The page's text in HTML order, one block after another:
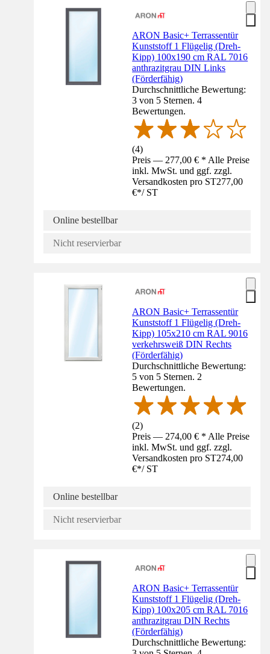
ARON Basic+ Terrassentür
Kunststoff 1 Flügelig (Dreh-
Kipp) 100x190 cm RAL 7016
anthrazitgrau DIN Links
(Förderfähig)
Durchschnittliche Bewertung:
3 von 5 Sternen. 4
Bewertungen.
(4)
Preis — 277,00 € * Alle Preise
inkl. MwSt. und ggf. zzgl.
Versandkosten pro ST277,00
€*/ ST
Online bestellbar
Nicht reservierbar
ARON Basic+ Terrassentür
Kunststoff 1 Flügelig (Dreh-
Kipp) 105x210 cm RAL 9016
verkehrsweiß DIN Rechts
(Förderfähig)
Durchschnittliche Bewertung:
5 von 5 Sternen. 2
Bewertungen.
(2)
Preis — 274,00 € * Alle Preise
inkl. MwSt. und ggf. zzgl.
Versandkosten pro ST274,00
€*/ ST
Online bestellbar
Nicht reservierbar
ARON Basic+ Terrassentür
Kunststoff 1 Flügelig (Dreh-
Kipp) 100x205 cm RAL 7016
anthrazitgrau DIN Rechts
(Förderfähig)
Durchschnittliche Bewertung: